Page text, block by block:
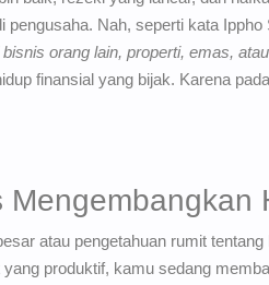
Nah, seperti kata
orang lain, properti, emas,
finansial yang bijak. Karena
atau pengetahuan rumit
produktif, kamu sedang